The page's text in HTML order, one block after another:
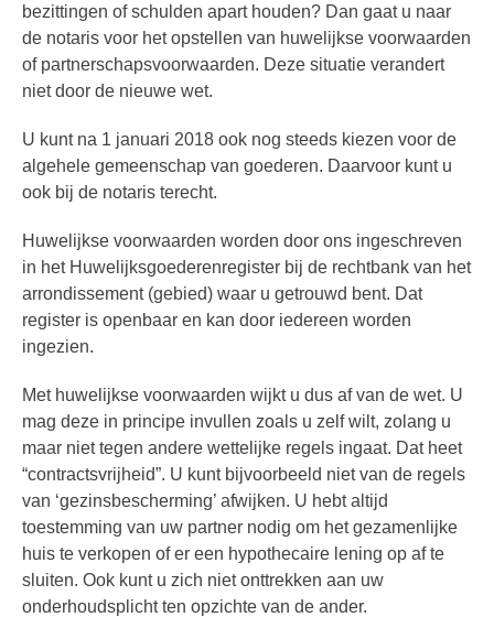
bezittingen of schulden apart houden? Dan gaat u naar
de notaris voor het opstellen van huwelijkse voorwaarden
of partnerschapsvoorwaarden. Deze situatie verandert
niet door de nieuwe wet.
U kunt na 1 januari 2018 ook nog steeds kiezen voor de
algehele gemeenschap van goederen. Daarvoor kunt u
ook bij de notaris terecht.
Huwelijkse voorwaarden worden door ons ingeschreven
in het Huwelijksgoederenregister bij de rechtbank van het
arrondissement (gebied) waar u getrouwd bent. Dat
register is openbaar en kan door iedereen worden
ingezien.
Met huwelijkse voorwaarden wijkt u dus af van de wet. U
mag deze in principe invullen zoals u zelf wilt, zolang u
maar niet tegen andere wettelijke regels ingaat. Dat heet
“contractsvrijheid”. U kunt bijvoorbeeld niet van de regels
van ‘gezinsbescherming’ afwijken. U hebt altijd
toestemming van uw partner nodig om het gezamenlijke
huis te verkopen of er een hypothecaire lening op af te
sluiten. Ook kunt u zich niet onttrekken aan uw
onderhoudsplicht ten opzichte van de ander.